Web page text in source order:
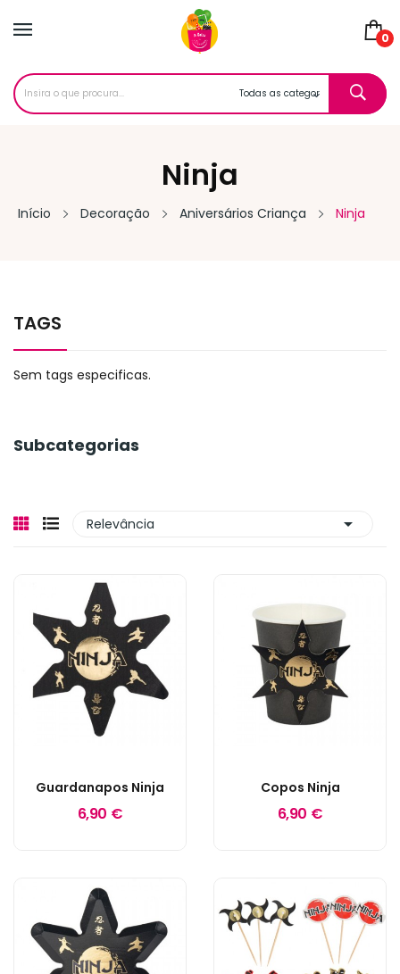
0
Ninja
Início Decoração Aniversários Criança Ninja
TAGS
Sem tags especificas.
Subcategorias
Relevância 
Guardanapos Ninja
6,90 €
Copos Ninja
6,90 €